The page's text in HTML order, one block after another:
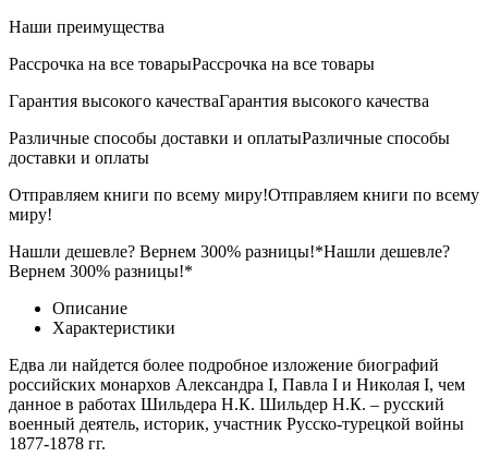
Наши преимущества
Рассрочка на все товарыРассрочка на все товары
Гарантия высокого качестваГарантия высокого качества
Различные способы доставки и оплатыРазличные способы
доставки и оплаты
Отправляем книги по всему миру!Отправляем книги по всему
миру!
Нашли дешевле? Вернем 300% разницы!*Нашли дешевле?
Вернем 300% разницы!*
Описание
Характеристики
Едва ли найдется более подробное изложение биографий
российских монархов Александра I, Павла I и Николая I, чем
данное в работах Шильдера Н.К. Шильдер Н.К. – русский
военный деятель, историк, участник Русско-турецкой войны
1877-1878 гг.